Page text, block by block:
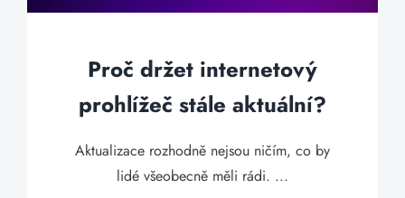
Proč držet internetový
prohlížeč stále aktuální?
Aktualizace rozhodně nejsou ničím, co by
lidé všeobecně měli rádi. ...